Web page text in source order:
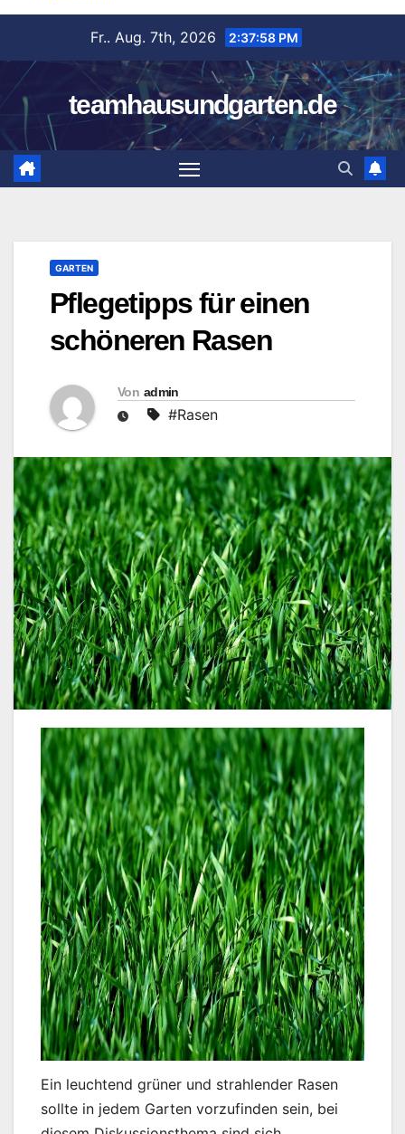
springen
Fr.. Aug. 7th, 2026 2:37:59 PM
teamhausundgarten.de
GARTEN
Pflegetipps für einen
schöneren Rasen
Von admin
#Rasen
Ein leuchtend grüner und strahlender Rasen
sollte in jedem Garten vorzufinden sein, bei